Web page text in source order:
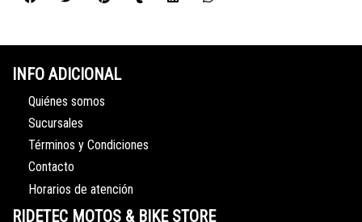
INFO ADICIONAL
Quiénes somos
Sucursales
Términos y Condiciones
Contacto
Horarios de atención
RIDETEC MOTOS & BIKE STORE